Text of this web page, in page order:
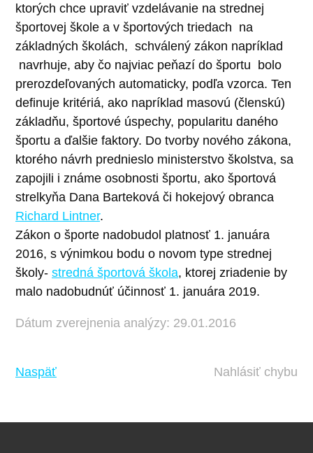
ktorých chce upraviť vzdelávanie na strednej
športovej škole a v športových triedach na
základných školách, schválený zákon napríklad
navrhuje, aby čo najviac peňazí do športu bolo
prerozdeľovaných automaticky, podľa vzorca. Ten
definuje kritériá, ako napríklad masovú (členskú)
základňu, športové úspechy, popularitu daného
športu a ďalšie faktory. Do tvorby nového zákona,
ktorého návrh prednieslo ministerstvo školstva, sa
zapojili i známe osobnosti športu, ako športová
strelkyňa Dana Barteková či hokejový obranca
Richard Lintner.
Zákon o športe nadobudol platnosť 1. januára
2016, s výnimkou bodu o novom type strednej
školy- stredná športová škola, ktorej zriadenie by
malo nadobudnúť účinnosť 1. januára 2019.
Dátum zverejnenia analýzy: 29.01.2016
Naspäť Nahlásiť chybu